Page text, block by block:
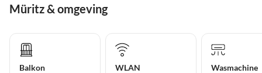
Müritz & omgeving
Balkon WLAN Wasmachine